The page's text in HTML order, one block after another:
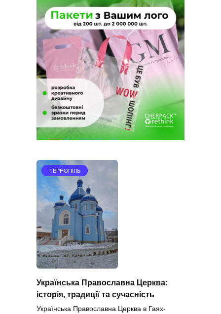
ТЕРНОПІЛЬ
Українська Православна Церква:
історія, традиції та сучасність
Українська Православна Церква в Гаях-